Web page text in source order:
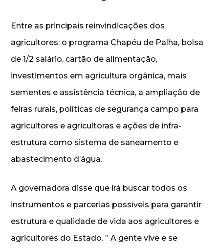
Entre as principais reinvindicações dos
agricultores: o programa Chapéu de Palha, bolsa
de 1/2 salário, cartão de alimentação,
investimentos em agricultura orgânica, mais
sementes e assistência técnica, a ampliação de
feiras rurais, políticas de segurança campo para
agricultores e agricultoras e ações de infra-
estrutura como sistema de saneamento e
abastecimento d’água.
A governadora disse que irá buscar todos os
instrumentos e parcerias possíveis para garantir
estrutura e qualidade de vida aos agricultores e
agricultores do Estado. ” A gente vive e se